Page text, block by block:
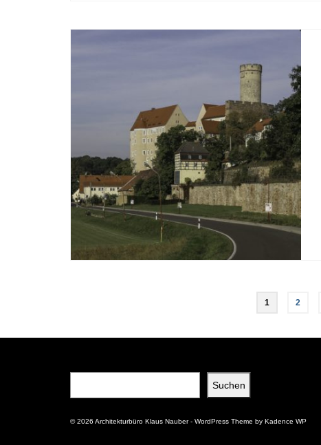
1 2
Suchen
© 2026 Architekturbüro Klaus Nauber - WordPress Theme by Kadence WP